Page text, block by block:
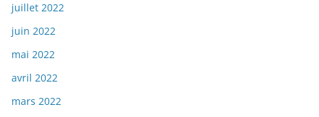
juillet 2022
juin 2022
mai 2022
avril 2022
mars 2022